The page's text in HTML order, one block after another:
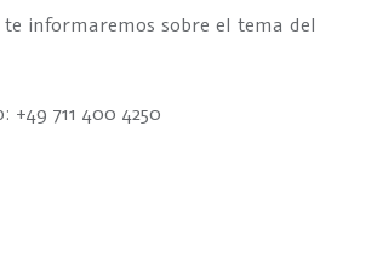
te informaremos sobre el tema del
711 400 4250